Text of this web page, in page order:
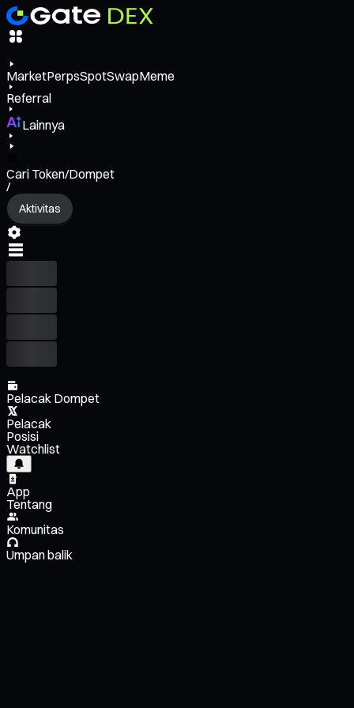
MarketPerpsSpotSwapMeme
Referral
Lainnya
Cari Token/Dompet
/
Aktivitas
Pelacak Dompet
Pelacak
Posisi
Watchlist
App
Tentang
Komunitas
Umpan balik